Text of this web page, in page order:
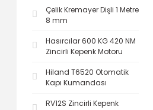
Çelik Kremayer Dişli 1 Metre
8 mm
Hasırcılar 600 KG 420 NM
Zincirli Kepenk Motoru
Hiland T6520 Otomatik
Kapı Kumandası
RV12S Zincirli Kepenk